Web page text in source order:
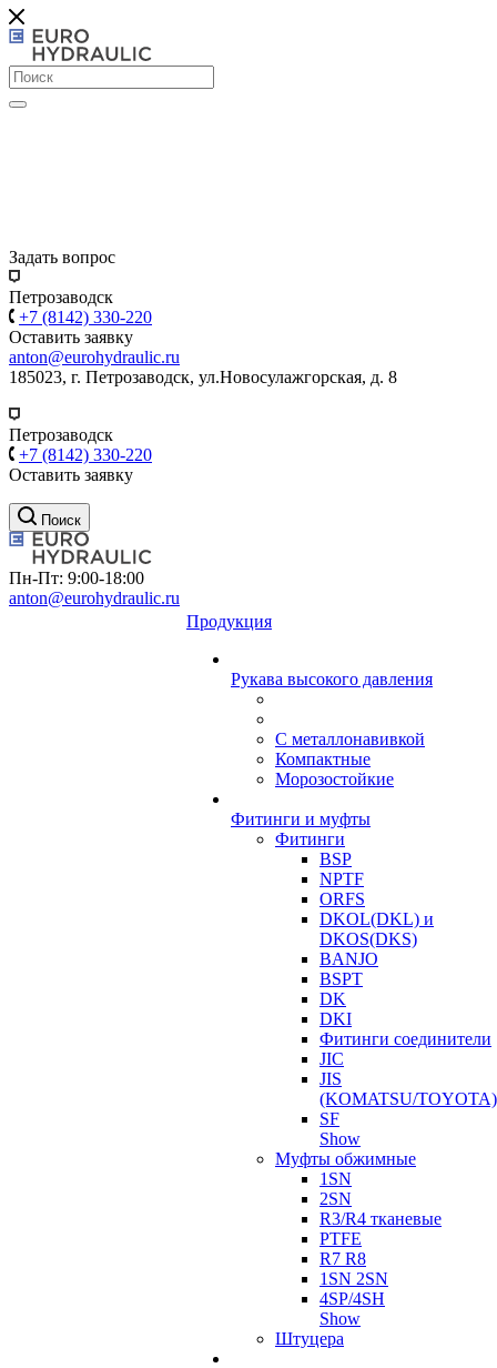
Задать вопрос
Петрозаводск
+7 (8142) 330-220
Оставить заявку
anton@eurohydraulic.ru
185023, г. Петрозаводск, ул.Новосулажгорская, д. 8
Петрозаводск
+7 (8142) 330-220
Оставить заявку
Поиск
Пн-Пт: 9:00-18:00
anton@eurohydraulic.ru
Продукция
Рукава высокого давления
С металлонавивкой
Компактные
Морозостойкие
Фитинги и муфты
Фитинги
BSP
NPTF
ORFS
DKOL(DKL) и
DKOS(DKS)
BANJO
BSPT
DK
DKI
Фитинги соединители
JIC
JIS
(KOMATSU/TOYOTA)
SF
Show
Муфты обжимные
1SN
2SN
R3/R4 тканевые
PTFE
R7 R8
1SN 2SN
4SP/4SH
Show
Штуцера